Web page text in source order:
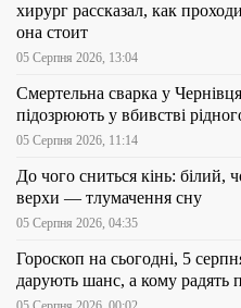
хирург рассказал, как
она стоит
05 Серпня 2026, 13:04
Смертельна сварка у
підозрюють у вбивстві
05 Серпня 2026, 11:14
До чого сниться кінь: білий,
верхи — тлумачення сну
05 Серпня 2026, 04:35
Гороскоп на сьогодні, 5
дарують шанс, а кому радять